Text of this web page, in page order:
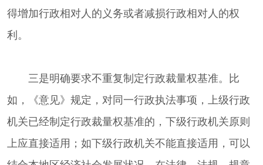
得增加行政相对人的义务或者减损行政相对人的权
利。
三是明确要求不重复制定行政裁量权基准。比
如，《意见》规定，对同一行政执法事项，上级行政
机关已经制定行政裁量权基准的，下级行政机关原则
上应直接适用；如下级行政机关不能直接适用，可以